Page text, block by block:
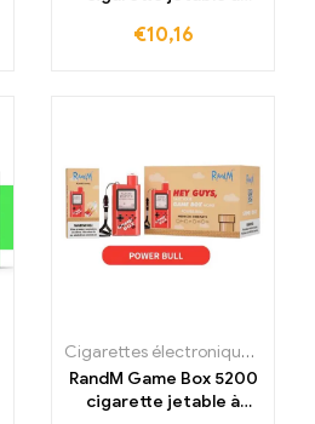
€10,16
,Cigarettes électroniques
Cigarettes électroniques jetables
RandM Game Box 5200
cigarette jetable à